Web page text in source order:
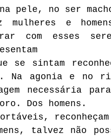
pele, no ser
mulheres e
com esses
se sintam
Na agonia e
necessária
Dos homens.
talvez não